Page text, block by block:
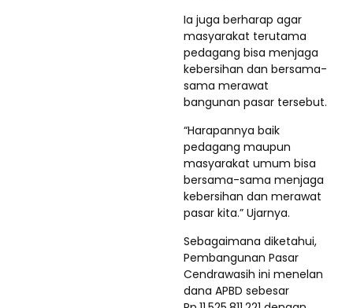
Ia juga berharap agar
masyarakat terutama
pedagang bisa menjaga
kebersihan dan bersama-
sama merawat
bangunan pasar tersebut.
“Harapannya baik
pedagang maupun
masyarakat umum bisa
bersama-sama menjaga
kebersihan dan merawat
pasar kita.” Ujarnya.
Sebagaimana diketahui,
Pembangunan Pasar
Cendrawasih ini menelan
dana APBD sebesar